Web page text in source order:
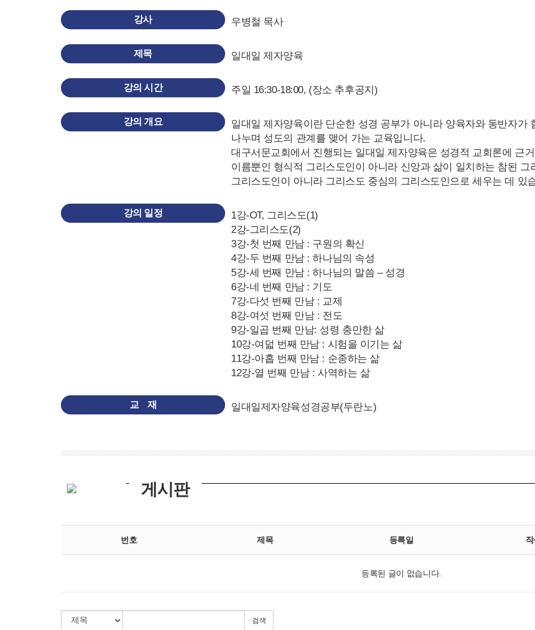
강사 우병철 목사
제목 일대일 제자양육
강의 시간 주일 16:30-18:00, (장소 추후공지)
강의 개요
일대일 제자양육이란 단순한 성경 공부가 아니라 양육자와 동반자가
나누며 성도의 관계를 맺어 가는 교육입니다.
대구서문교회에서 진행되는 일대일 제자양육은 성경적 교회론에 근
이름뿐인 형식적 그리스도인이 아니라 신앙과 삶이 일치하는 참된
그리스도인이 아니라 그리스도 중심의 그리스도인으로 세우는 데 있
강의 일정
1강-OT, 그리스도(1)
2강-그리스도(2)
3강-첫 번째 만남 : 구원의 확신
4강-두 번째 만남 : 하나님의 속성
5강-세 번째 만남 : 하나님의 말씀 – 성경
6강-네 번째 만남 : 기도
7강-다섯 번째 만남 : 교제
8강-여섯 번째 만남 : 전도
9강-일곱 번째 만남: 성령 충만한 삶
10강-여덟 번째 만남 : 시험을 이기는 삶
11강-아홉 번째 만남 : 순종하는 삶
12강-열 번째 만남 : 사역하는 삶
교 재 일대일제자양육성경공부(두란노)
게시판
번호 제목 등록일
등록된 글이 없습니다.
검색